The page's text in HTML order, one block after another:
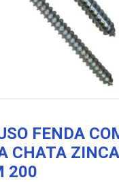
FENDA
CHATA
200